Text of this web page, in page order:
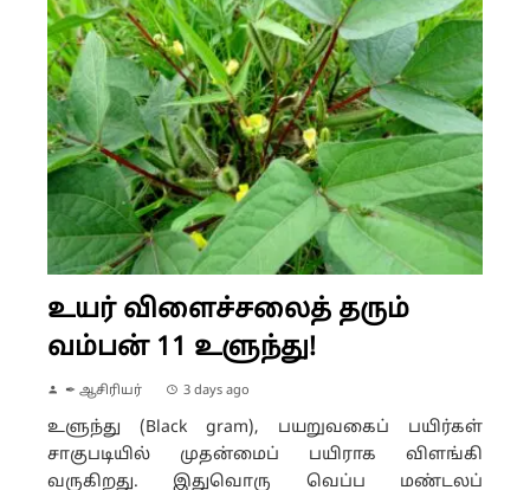
உயர் விளைச்சலைத் தரும்
வம்பன் 11 உளுந்து!
✒ ஆசிரியர் 3 days ago
உளுந்து (Black gram), பயறுவகைப் பயிர்கள்
சாகுபடியில் முதன்மைப் பயிராக விளங்கி
வருகிறது. இதுவொரு வெப்ப மண்டலப்